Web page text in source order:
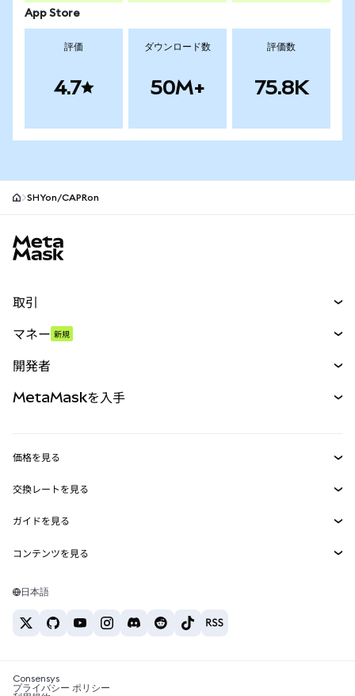
App Store
評価
4.7
ダウンロード数
50M+
評価数
75.8K
SHYon/CAPRon
取引
パーペチュアル
RWA
マネー 新規
開発者
MetaMask Connect
Snaps
Web3サービス
MetaMaskを入手
セキュリティ
サポート
キャリア
お問い合わせ
価格を見る
イーサリアムの価格
Solanaの価格
Tetherの価格
交換レートを見る
ETH→USD
USDT→INR
BTC→INR
ETH→USDT
ガイドを見る
ETHの購入
USDTの購入
SHIBの購入
コンテンツを見る
Solanaウォレット
税制関連ニュース
日本語
Consensys
プライバシー ポリシー